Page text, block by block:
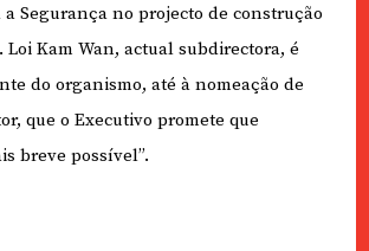
a Segurança no projecto de construção
Loi Kam Wan, actual subdirectora, é
do organismo, até à nomeação de
que o Executivo promete que
breve possível”.